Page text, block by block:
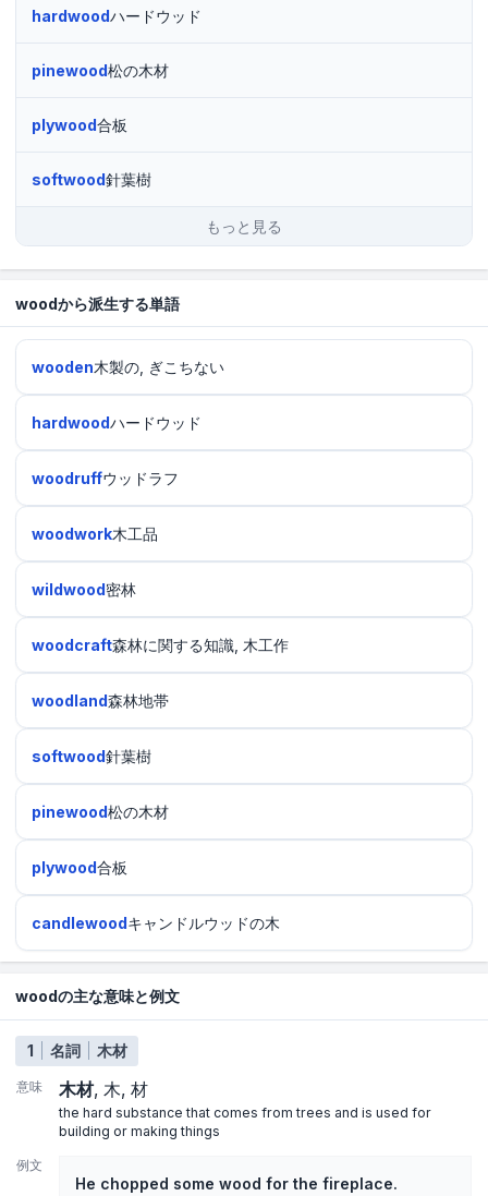
hardwoodハードウッド
pinewood松の木材
plywood合板
softwood針葉樹
もっと見る
woodから派生する単語
wooden木製の, ぎこちない
hardwoodハードウッド
woodruffウッドラフ
woodwork木工品
wildwood密林
woodcraft森林に関する知識, 木工作
woodland森林地帯
softwood針葉樹
pinewood松の木材
plywood合板
candlewoodキャンドルウッドの木
woodの主な意味と例文
1 名詞 木材
意味 木材 木 材
the hard substance that comes from trees and is used for
building or making things
例文
He chopped some wood for the fireplace.